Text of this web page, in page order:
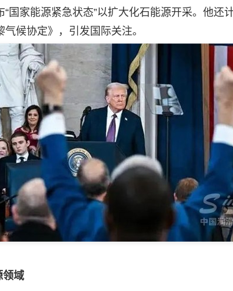
国家能源紧急状态”以扩大化石能源开采。他还
候协定》，引发国际关注。
领域